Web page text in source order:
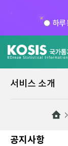
하루
서비스 소개
공지사항